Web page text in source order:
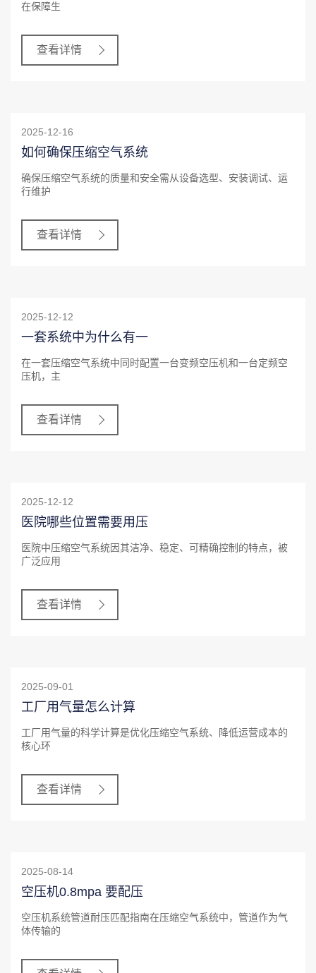
在保障生
查看详情
2025-12-16
如何确保压缩空气系统
确保压缩空气系统的质量和安全需从设备选型、安装调试、运
行维护
查看详情
2025-12-12
一套系统中为什么有一
在一套压缩空气系统中同时配置一台变频空压机和一台定频空
压机，主
查看详情
2025-12-12
医院哪些位置需要用压
医院中压缩空气系统因其洁净、稳定、可精确控制的特点，被
广泛应用
查看详情
2025-09-01
工厂用气量怎么计算
工厂用气量的科学计算是优化压缩空气系统、降低运营成本的
核心环
查看详情
2025-08-14
空压机0.8mpa 要配压
空压机系统管道耐压匹配指南在压缩空气系统中，管道作为气
体传输的